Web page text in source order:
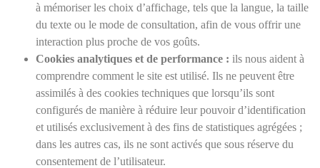
à mémoriser les choix d’affichage, tels que la langue, la taille
du texte ou le mode de consultation, afin de vous offrir une
interaction plus proche de vos goûts.
Cookies analytiques et de performance : ils nous aident à
comprendre comment le site est utilisé. Ils ne peuvent être
assimilés à des cookies techniques que lorsqu’ils sont
configurés de manière à réduire leur pouvoir d’identification
et utilisés exclusivement à des fins de statistiques agrégées ;
dans les autres cas, ils ne sont activés que sous réserve du
consentement de l’utilisateur.